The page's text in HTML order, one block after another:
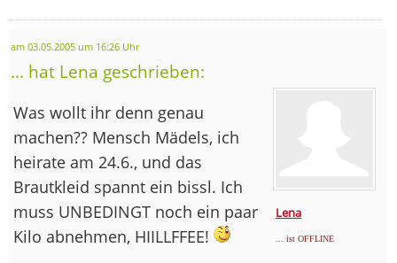
am 03.05.2005 um 16:26 Uhr
... hat Lena geschrieben:
Lena
... ist OFFLINE
Was wollt ihr denn genau
machen?? Mensch Mädels, ich
heirate am 24.6., und das
Brautkleid spannt ein bissl. Ich
muss UNBEDINGT noch ein paar
Kilo abnehmen, HIILLFFEE!